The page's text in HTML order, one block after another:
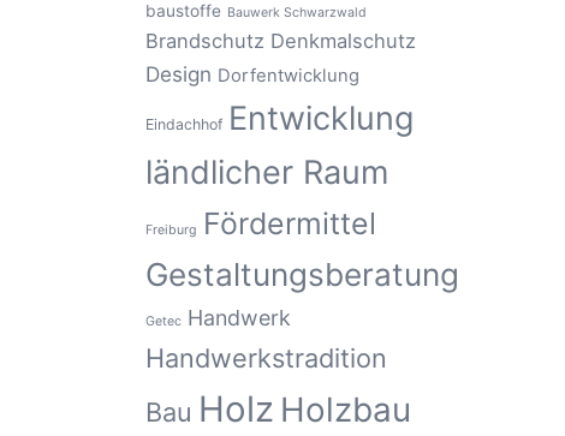
baustoffe Bauwerk Schwarzwald
Brandschutz Denkmalschutz
Design Dorfentwicklung
Eindachhof Entwicklung
ländlicher Raum
Freiburg Fördermittel
Gestaltungsberatung
Getec Handwerk
Handwerkstradition
Bau Holz Holzbau